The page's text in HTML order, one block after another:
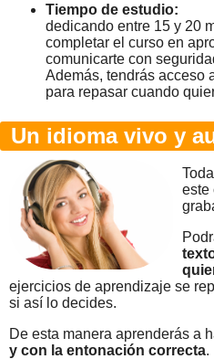
Tiempo de estudio:
dedicando entre 15 y 20
completar el curso en
comunicarte con
Además, tendrás acceso
para repasar cuando
Un idioma vivo y
este
ejercicios de aprendizaje se
si así lo decides.
De esta manera aprenderás a
y con la entonación correcta.